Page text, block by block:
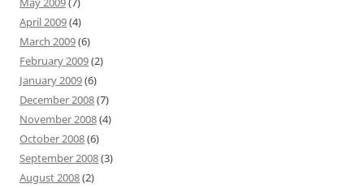
April 2009(4)
March 2009(6)
February 2009(2)
January 2009(6)
December 2008(7)
November 2008(4)
October 2008(6)
September 2008(3)
August 2008(2)